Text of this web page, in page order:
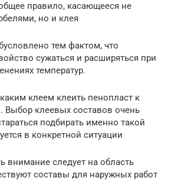
правило, касающееся не
но и клея
тем фактом, что
сужаться и расширяться при
температур.
клеем клеить пенопласт к
Выбор клеевых составов очень
подбирать именно такой
в конкретной ситуации
внимание следует на область
составы для наружных работ